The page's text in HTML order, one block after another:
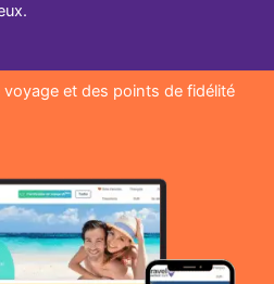
et des points de fidélité